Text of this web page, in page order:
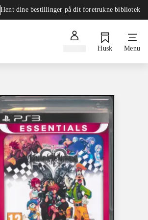
Hent dine bestillinger på dit foretrukne bibliotek
Husk Menu